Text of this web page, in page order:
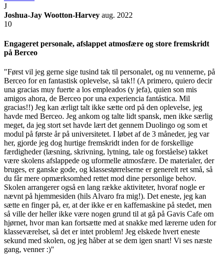
J
Joshua-Jay Wootton-Harvey aug. 2022
10
Engageret personale, afslappet atmosfære og store fremskridt
på Berceo
"Først vil jeg gerne sige tusind tak til personalet, og nu vennerne, på
Berceo for en fantastisk oplevelse, så tak!! (A primero, quiero decir
una gracias muy fuerte a los empleados (y jefa), quien son mis
amigos ahora, de Berceo por una experiencia fantástica. Mil
gracias!!) Jeg kan ærligt talt ikke sætte ord på den oplevelse, jeg
havde med Berceo. Jeg ankom og talte lidt spansk, men ikke særlig
meget, da jeg stort set havde lært det gennem Duolingo og som et
modul på første år på universitetet. I løbet af de 3 måneder, jeg var
her, gjorde jeg dog hurtige fremskridt inden for de forskellige
færdigheder (læsning, skrivning, lytning, tale og forståelse) takket
være skolens afslappede og uformelle atmosfære. De materialer, der
bruges, er ganske gode, og klassestørrelserne er generelt ret små, så
du får mere opmærksomhed rettet mod dine personlige behov.
Skolen arrangerer også en lang række aktiviteter, hvoraf nogle er
nævnt på hjemmesiden (hils Alvaro fra mig!). Det eneste, jeg kan
sætte en finger på, er, at der ikke er en kaffemaskine på stedet, men
så ville der heller ikke være nogen grund til at gå på Gavis Cafe om
hjørnet, hvor man kan fortsætte med at snakke med lærerne uden for
klasseværelset, så det er intet problem! Jeg elskede hvert eneste
sekund med skolen, og jeg håber at se dem igen snart! Vi ses næste
gang, venner :)"